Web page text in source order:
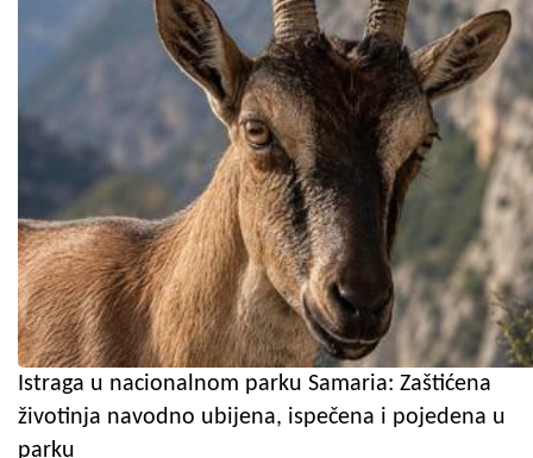
Istraga u nacionalnom parku Samaria: Zaštićena
životinja navodno ubijena, ispečena i pojedena u
parku